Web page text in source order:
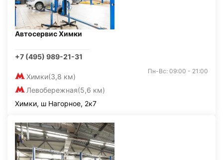
Автосервис Химки
+7 (495) 989-21-31
Химки(3,8 км)
Левобережная(5,6 км)
Пн-Вс: 09:00 - 21:00
Химки, ш Нагорное, 2к7